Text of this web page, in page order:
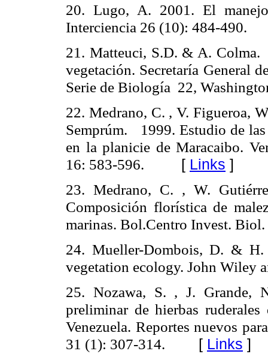
20. Lugo, A. 2001. El
Interciencia 26 (10): 484-490.
21. Matteuci, S.D. & A.
vegetación. Secretaría General
Serie de Biología 22,
22. Medrano, C. , V. Figueroa,
Semprúm. 1999. Estudio de las
en la planicie de Maracaibo.
16: 583-596.
[ Links ]
23. Medrano, C. , W.
Composición florística de
marinas. Bol.Centro Invest.
24. Mueller-Dombois, D. &
vegetation ecology. John Wiley
25. Nozawa, S. , J. Grande,
preliminar de hierbas
Venezuela. Reportes nuevos
31 (1): 307-314. [ Links ]